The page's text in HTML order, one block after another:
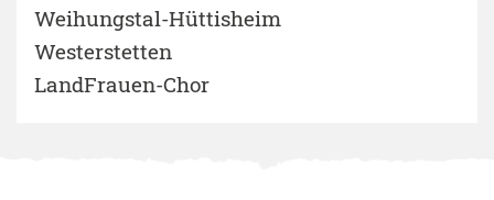
Weihungstal-Hüttisheim
Westerstetten
LandFrauen-Chor